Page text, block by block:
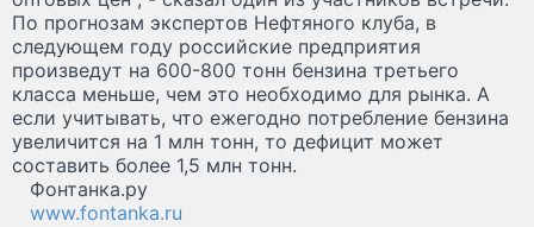
По прогнозам экспертов Нефтяного клуба, в
следующем году российские предприятия
произведут на 600-800 тонн бензина третьего
класса меньше, чем это необходимо для рынка. А
если учитывать, что ежегодно потребление бензина
увеличится на 1 млн тонн, то дефицит может
составить более 1,5 млн тонн.
Фонтанка.ру
www.fontanka.ru